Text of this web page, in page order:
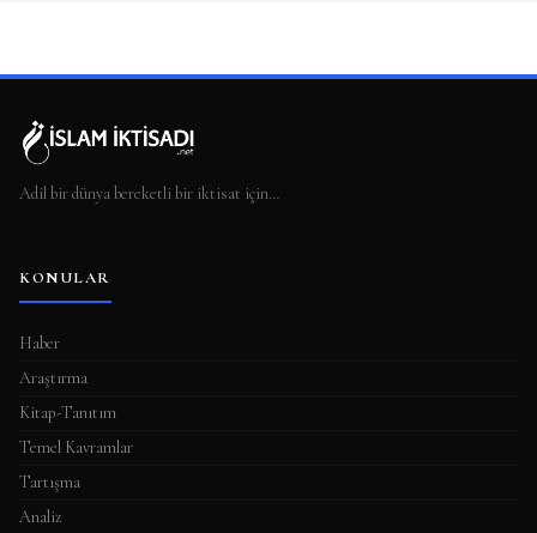
Adil bir dünya bereketli bir iktisat için…
KONULAR
Haber
Araştırma
Kitap-Tanıtım
Temel Kavramlar
Tartışma
Analiz